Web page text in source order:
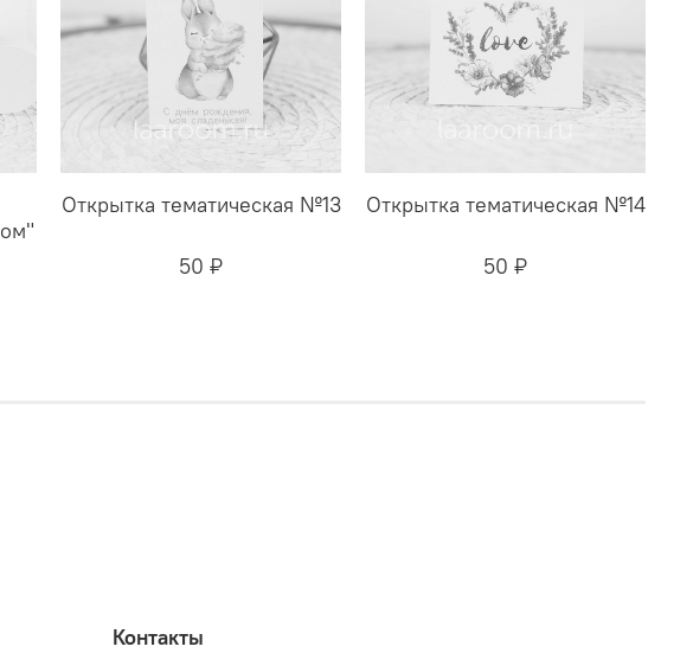
Открытка тематическая №13
50 ₽
Открытка тематическая №14
50 ₽
Контакты